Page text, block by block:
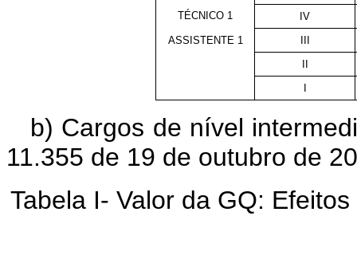
TÉCNICO 1
ASSISTENTE 1
IV
b) Cargos de nível
11.355 de 19 de outubro de
Tabela I- Valor da GQ: